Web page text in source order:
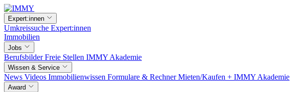
Expert:innen
Umkreissuche Expert:innen
Immobilien
Jobs
BerufsbilderFreie Stellen IMMY Akademie
Wissen & Service
News Videos Immobilienwissen Formulare & RechnerMieten/Kaufen + IMMY Akademie
Award